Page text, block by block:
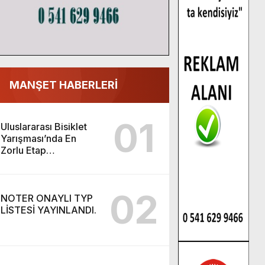
MANŞET HABERLERİ
Uluslararası Bisiklet
Yarışması’nda En
Zorlu Etap
01
NOTER ONAYLI TYP
LİSTESİ YAYINLANDI.
02